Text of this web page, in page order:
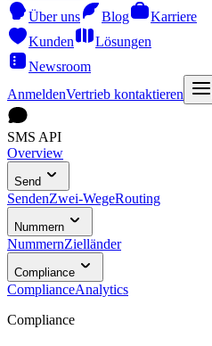
Über uns
Blog
Karriere
Kunden
Lösungen
Newsroom
AnmeldenVertrieb kontaktieren
SMS API
Overview
Send
SendenZwei-WegeRouting
Nummern
NummernZielländer
Compliance
ComplianceAnalytics
Compliance